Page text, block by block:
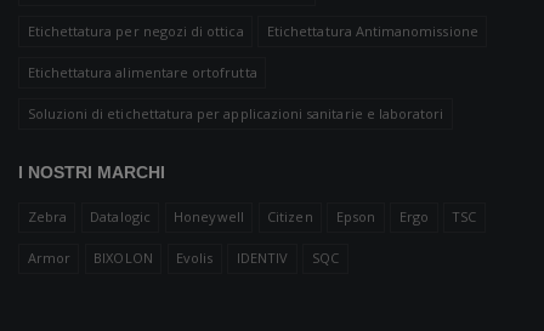
Etichettatura per negozi di ottica Etichettatura Antimanomissione
Etichettatura alimentare ortofrutta
Soluzioni di etichettatura per applicazioni sanitarie e laboratori
I NOSTRI MARCHI
Zebra Datalogic Honeywell Citizen Epson Ergo TSC
Armor BIXOLON Evolis IDENTIV SQC